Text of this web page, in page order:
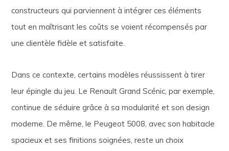
constructeurs qui parviennent à intégrer ces éléments
tout en maîtrisant les coûts se voient récompensés par
une clientèle fidèle et satisfaite.
Dans ce contexte, certains modèles réussissent à tirer
leur épingle du jeu. Le Renault Grand Scénic, par exemple,
continue de séduire grâce à sa modularité et son design
moderne. De même, le Peugeot 5008, avec son habitacle
spacieux et ses finitions soignées, reste un choix